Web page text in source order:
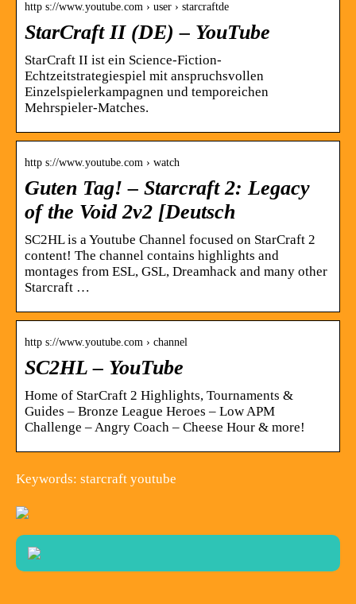
http s://www.youtube.com › user › starcraftde
StarCraft II (DE) – YouTube
StarCraft II ist ein Science-Fiction-
Echtzeitstrategiespiel mit anspruchsvollen
Einzelspielerkampagnen und temporeichen
Mehrspieler-Matches.
http s://www.youtube.com › watch
Guten Tag! – Starcraft 2: Legacy
of the Void 2v2 [Deutsch
SC2HL is a Youtube Channel focused on StarCraft 2
content! The channel contains highlights and
montages from ESL, GSL, Dreamhack and many other
Starcraft …
http s://www.youtube.com › channel
SC2HL – YouTube
Home of StarCraft 2 Highlights, Tournaments &
Guides – Bronze League Heroes – Low APM
Challenge – Angry Coach – Cheese Hour & more!
Keywords: starcraft youtube